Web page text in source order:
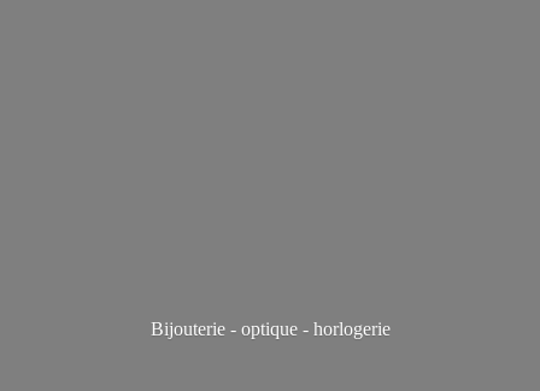
Bijouterie - optique - horlogerie